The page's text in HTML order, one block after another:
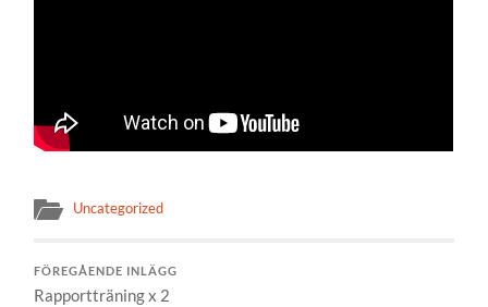
Uncategorized
FÖREGÅENDE INLÄGG
Rapportträning x 2